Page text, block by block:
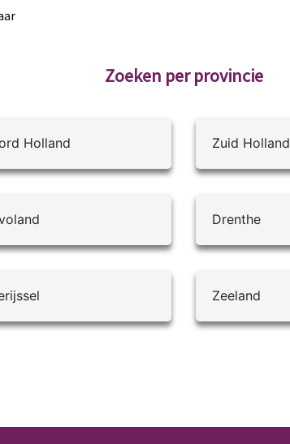
Zoeken per provincie
Holland Zuid Holland
Drenthe
Zeeland